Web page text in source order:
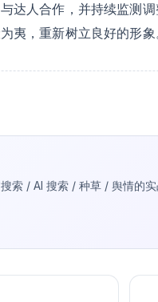
达人合作，并持续监测
夷，重新树立良好的形象
索 / AI 搜索 / 种草 / 舆情的实